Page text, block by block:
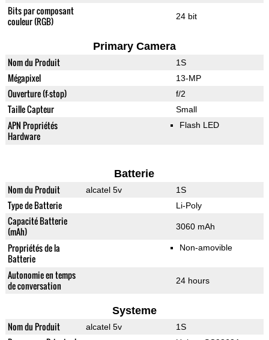
Bits par composant
couleur (RGB)
24 bit
Primary Camera
Nom du Produit 1S
Mégapixel 13-MP
Ouverture (f-stop) f/2
Taille Capteur Small
APN Propriétés
Hardware
Flash LED
Batterie
Nom du Produit alcatel 5v 1S
Type de Batterie Li-Poly
Capacité Batterie
(mAh)
3060 mAh
Propriétés de la
Batterie
Non-amovible
Autonomie en temps
de conversation
24 hours
Systeme
Nom du Produit alcatel 5v 1S